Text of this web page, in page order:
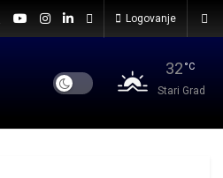
Logovanje
32 °C
Stari Grad